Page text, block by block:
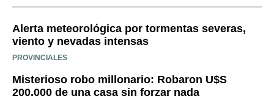
Alerta meteorológica por tormentas severas,
viento y nevadas intensas
PROVINCIALES
Misterioso robo millonario: Robaron U$S
200.000 de una casa sin forzar nada